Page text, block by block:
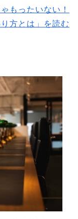
もったいない！
方とは」を読む